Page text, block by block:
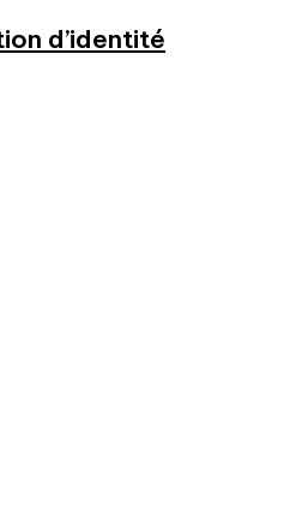
d’identité